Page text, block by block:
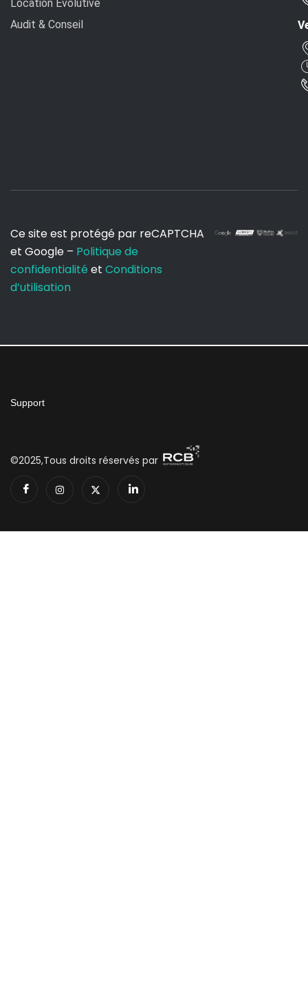
Location Évolutive
Audit & Conseil
Ce site est protégé par reCAPTCHA
et Google – Politique de
confidentialité et Conditions
d’utilisation
Support
©2025,Tous droits réservés par